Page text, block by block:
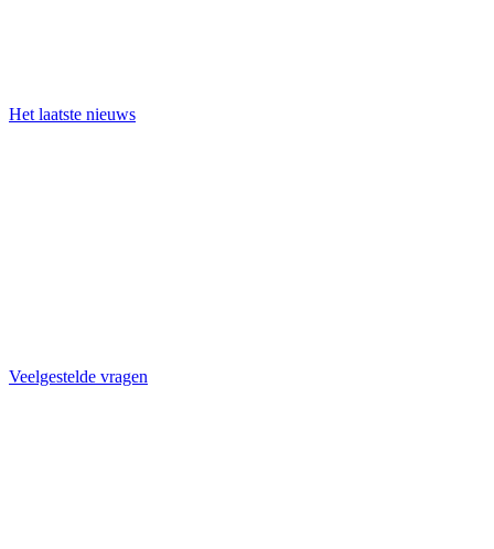
Het laatste nieuws
Veelgestelde vragen